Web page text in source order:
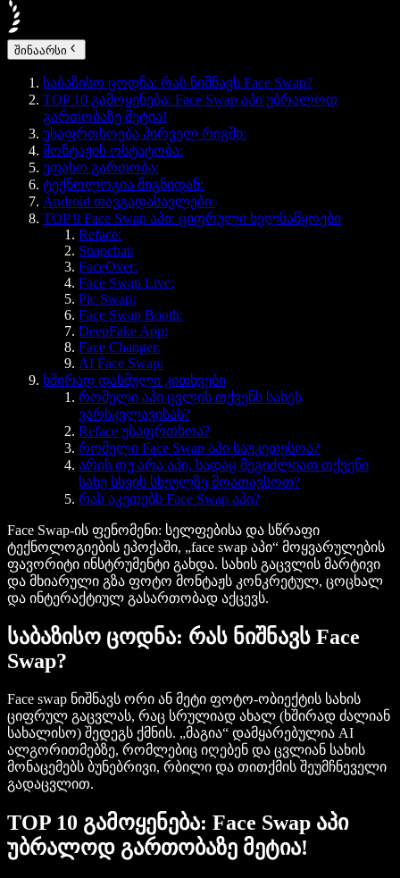
შინაარსი
საბაზისო ცოდნა: რას ნიშნავს Face Swap?
TOP 10 გამოყენება: Face Swap აპი უბრალოდ
გართობაზე მეტია!
უსაფრთხოება პირველ რიგში:
მონტაჟის ოსტატობა:
უფასო გართობა:
ტექნოლოგია შიგნიდან:
Android თავგადასავლები:
TOP 9 Face Swap აპი: ციფრული ხელსაწყოები
Reface:
Snapchat:
FaceOver:
Face Swap Live:
Pic Swap:
Face Swap Booth:
DeepFake App:
Face Changer:
AI Face Swap:
ხშირად დასმული კითხვები
რომელი აპი ცვლის თქვენს სახეს
ვარსკვლავისას?
Reface უსაფრთხოა?
რომელი Face Swap აპი საუკეთესოა?
არის თუ არა აპი, სადაც შეგიძლიათ თქვენი
სახე სხვის სხეულზე მოათავსოთ?
რას აკეთებს Face Swap აპი?
Face Swap-ის ფენომენი: სელფებისა და სწრაფი
ტექნოლოგიების ეპოქაში, „face swap აპი“ მოყვარულების
ფავორიტი ინსტრუმენტი გახდა. სახის გაცვლის მარტივი
და მხიარული გზა ფოტო მონტაჟს კონკრეტულ, ცოცხალ
და ინტერაქტიულ გასართობად აქცევს.
საბაზისო ცოდნა: რას ნიშნავს Face
Swap?
Face swap ნიშნავს ორი ან მეტი ფოტო-ობიექტის სახის
ციფრულ გაცვლას, რაც სრულიად ახალ (ხშირად ძალიან
სახალისო) შედეგს ქმნის. „მაგია“ დამყარებულია AI
ალგორითმებზე, რომლებიც იღებენ და ცვლიან სახის
მონაცემებს ბუნებრივი, რბილი და თითქმის შეუმჩნეველი
გადაცვლით.
TOP 10 გამოყენება: Face Swap აპი
უბრალოდ გართობაზე მეტია!